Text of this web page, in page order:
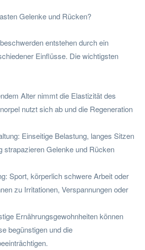
Gelenke und Rücken?
entstehen durch ein
Einflüsse. Die wichtigsten
Alter nimmt die Elastizität des
nutzt sich ab und die Regeneration
Einseitige Belastung, langes Sitzen
strapazieren Gelenke und Rücken
Sport, körperlich schwere Arbeit oder
zu Irritationen, Verspannungen oder
Ernährungsgewohnheiten können
begünstigen und die